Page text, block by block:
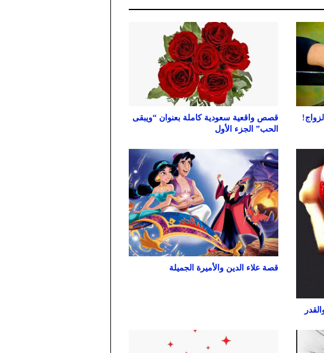
قصص واقعية سعودية كاملة بعنوان “ويبقى
الحب” الجزء الأول
قصة علاء الدين والأميرة الجميلة